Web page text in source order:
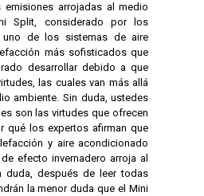
emisiones arrojadas al medio
Split, considerado por los
uno de los sistemas de aire
más sofisticados que
desarrollar debido a que
las cuales van más allá
ambiente. Sin duda, ustedes
son las virtudes que ofrecen
qué los expertos afirman que
y aire acondicionado
efecto invernadero arroja al
duda, después de leer todas
la menor duda que el Mini